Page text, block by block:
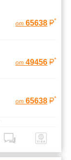
от 65638 *
от 49456 *
от 65638 *